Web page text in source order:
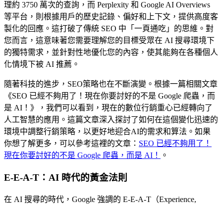
理約 3750 萬次的查詢，而 Perplexity 和 Google AI Overviews
等平台，則根據用戶的歷史記錄、偏好和上下文，提供高度客
製化的回應。這打破了傳統 SEO 中「一頁通吃」的思維。對
您而言，這意味著您需要理解您的目標受眾在 AI 搜尋環境下
的獨特需求，並針對性地優化您的內容，使其能夠在各種個人
化情境下被 AI 推薦。
隨著科技的進步，SEO策略也在不斷演變。根據一篇相關文章
《SEO 已經不夠用了！現在你要討好的不是 Google 爬蟲，而
是 AI！》，我們可以看到，現在的數位行銷重心已經轉向了
人工智慧的應用。這篇文章深入探討了如何在這個變化迅速的
環境中調整行銷策略，以更好地迎合AI的需求和算法。如果
你想了解更多，可以參考這裡的文章： SEO 已經不夠用了！
現在你要討好的不是 Google 爬蟲，而是 AI！
。
E-E-A-T：AI 時代的黃金法則
在 AI 搜尋的時代，Google 強調的 E-E-A-T（Experience,